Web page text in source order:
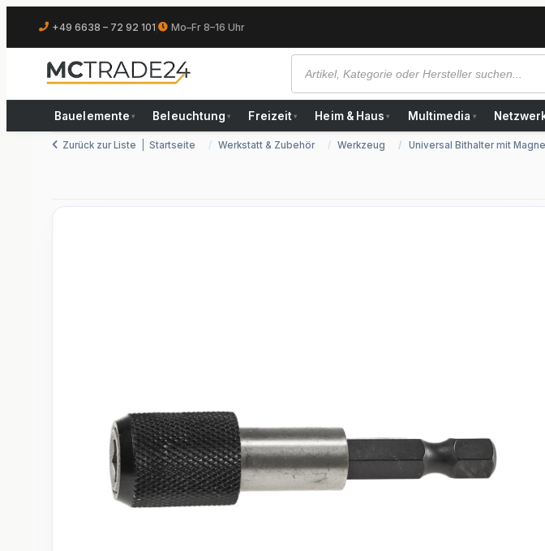
+49 6638 – 72 92 101 Mo–Fr 8–16 Uhr
Bauelemente ▾ Beleuchtung ▾ Freizeit ▾ Heim & Haus ▾ Multimedia ▾
Zurück zur Liste Startseite Werkstatt & Zubehör Werkzeug Universal Bithalter mit